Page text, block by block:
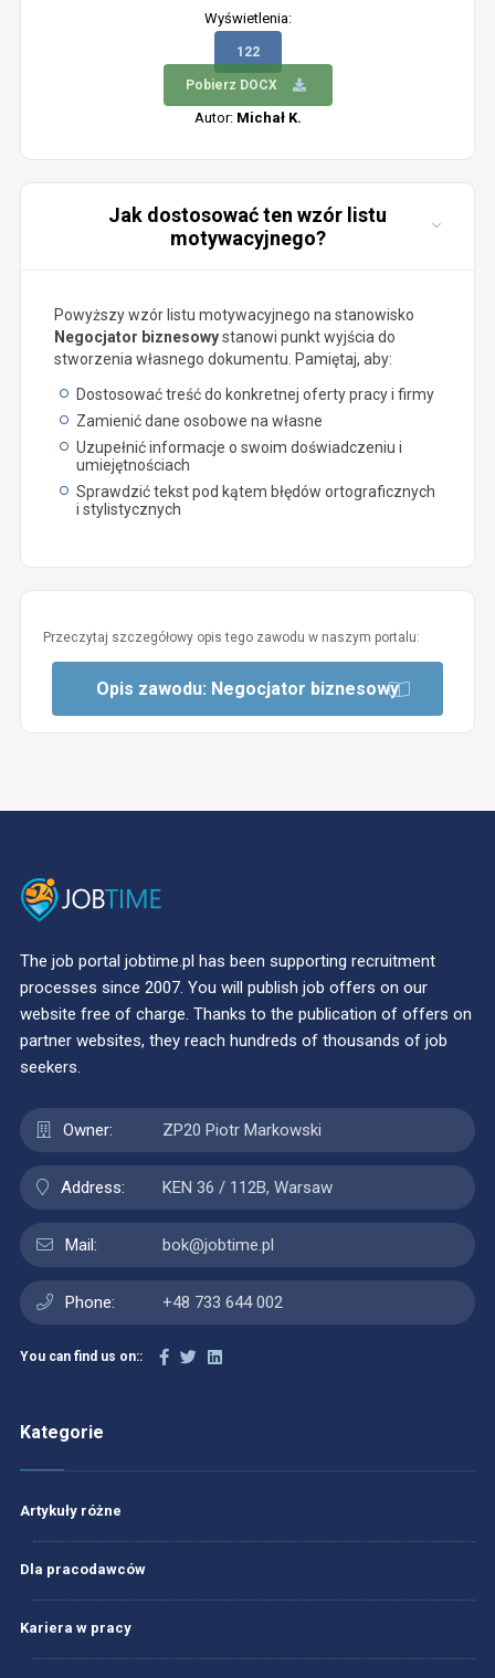
Wyświetlenia:
122
Pobierz DOCX
Autor: Michał K.
Jak dostosować ten wzór listu
motywacyjnego?
Powyższy wzór listu motywacyjnego na stanowisko
Negocjator biznesowystanowi punkt wyjścia do
stworzenia własnego dokumentu. Pamiętaj, aby:
Dostosować treść do konkretnej oferty pracy i firmy
Zamienić dane osobowe na własne
Uzupełnić informacje o swoim doświadczeniu i
umiejętnościach
Sprawdzić tekst pod kątem błędów ortograficznych
i stylistycznych
Przeczytaj szczegółowy opis tego zawodu w naszym portalu:
Opis zawodu: Negocjator biznesowy
The job portal jobtime.pl has been supporting recruitment
processes since 2007. You will publish job offers on our
website free of charge. Thanks to the publication of offers on
partner websites, they reach hundreds of thousands of job
seekers.
Owner: ZP20 Piotr Markowski
Address: KEN 36 / 112B, Warsaw
Mail: bok@jobtime.pl
Phone: +48 733 644 002
You can find us on::
Kategorie
Artykuły różne
Dla pracodawców
Kariera w pracy